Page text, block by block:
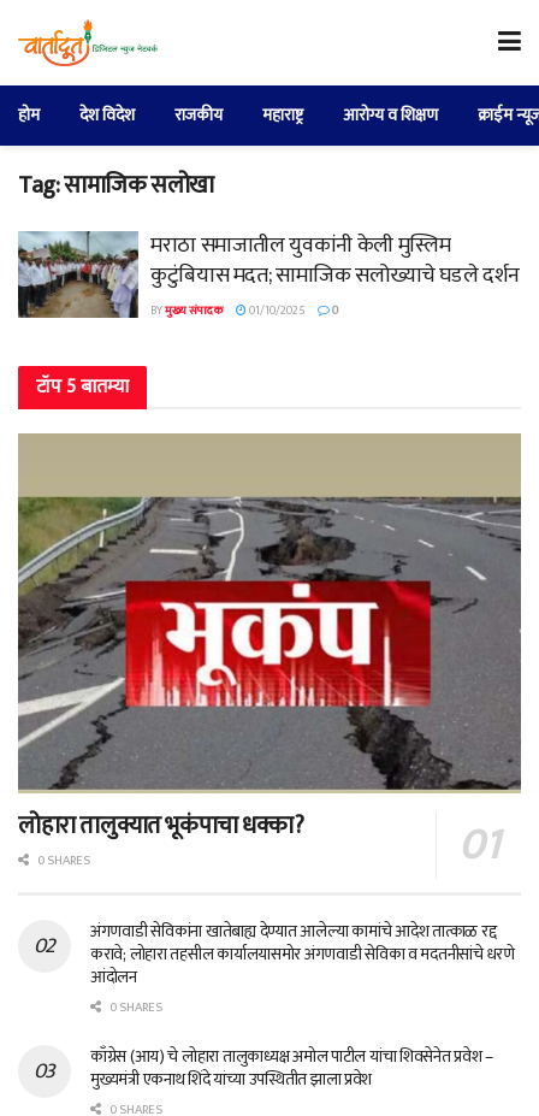
होम देश विदेश राजकीय महाराष्ट्र आरोग्य व शिक्षण क्राईम
Tag:सामाजिक सलोखा
मराठा समाजातील युवकांनी केली मुस्लिम
कुटुंबियास मदत; सामाजिक सलोख्याचे घडले दर्शन
BYमुख्य संपादक 01/10/2025 0
टॉप 5 बातम्या
लोहारा तालुक्यात भूकंपाचा धक्का?
0 SHARES
अंगणवाडी सेविकांना खातेबाह्य देण्यात आलेल्या कामांचे आदेश तात्काळ रद्द
करावे; लोहारा तहसील कार्यालयासमोर अंगणवाडी सेविका व मदतनीसांचे धरणे
आंदोलन
0 SHARES
काँग्रेस (आय) चे लोहारा तालुकाध्यक्ष अमोल पाटील यांचा शिवसेनेत प्रवेश –
मुख्यमंत्री एकनाथ शिंदे यांच्या उपस्थितीत झाला प्रवेश
0 SHARES